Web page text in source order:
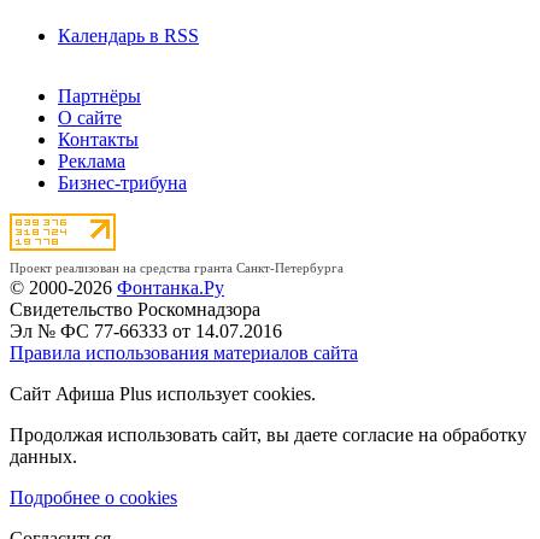
Календарь в RSS
Партнёры
О сайте
Контакты
Реклама
Бизнес-трибуна
Проект реализован на средства гранта Санкт-Петербурга
© 2000-2026 Фонтанка.Ру
Свидетельство Роскомнадзора
Эл № ФС 77-66333 от 14.07.2016
Правила использования материалов сайта
Сайт Афиша Plus использует cookies.
Продолжая использовать сайт, вы даете согласие на обработку
данных.
Подробнее о cookies